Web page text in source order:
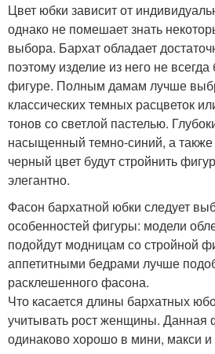
Цвет юбки зависит от
однако не помешает знать
выбора. Бархат обладает
поэтому изделие из него не всегда
фигуре. Полным дамам лучше
классических темных расцветок
тонов со светлой пастелью.
насыщенный темно-синий, а
черный цвет будут стройнить
элегантно.
Фасон бархатной юбки следует
особенностей фигуры: модели
подойдут модницам со стройной
аппетитными бедрами лучше
расклешенного фасона.
Что касается длины бархатных
учитывать рост женщины. Данная
одинаково хорошо в мини, макси